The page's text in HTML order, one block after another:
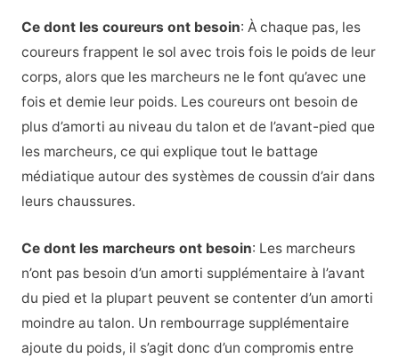
Ce dont les coureurs ont besoin: À chaque pas, les
coureurs frappent le sol avec trois fois le poids de leur
corps, alors que les marcheurs ne le font qu’avec une
fois et demie leur poids. Les coureurs ont besoin de
plus d’amorti au niveau du talon et de l’avant-pied que
les marcheurs, ce qui explique tout le battage
médiatique autour des systèmes de coussin d’air dans
leurs chaussures.
Ce dont les marcheurs ont besoin: Les marcheurs
n’ont pas besoin d’un amorti supplémentaire à l’avant
du pied et la plupart peuvent se contenter d’un amorti
moindre au talon. Un rembourrage supplémentaire
ajoute du poids, il s’agit donc d’un compromis entre